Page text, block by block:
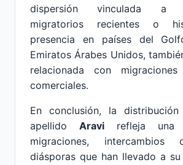
dispersión vinculada a
migratorios recientes o
presencia en países del
Emiratos Árabes Unidos,
relacionada con
comerciales.
En conclusión, la
apellido Aravi refleja una
migraciones, intercambios
diásporas que han llevado a